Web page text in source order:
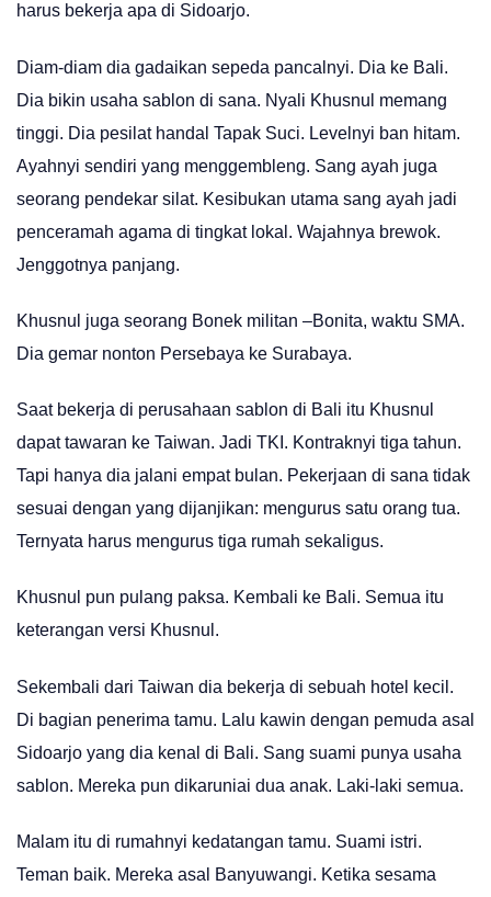
harus bekerja apa di Sidoarjo.
Diam-diam dia gadaikan sepeda pancalnyi. Dia ke Bali.
Dia bikin usaha sablon di sana. Nyali Khusnul memang
tinggi. Dia pesilat handal Tapak Suci. Levelnyi ban hitam.
Ayahnyi sendiri yang menggembleng. Sang ayah juga
seorang pendekar silat. Kesibukan utama sang ayah jadi
penceramah agama di tingkat lokal. Wajahnya brewok.
Jenggotnya panjang.
Khusnul juga seorang Bonek militan –Bonita, waktu SMA.
Dia gemar nonton Persebaya ke Surabaya.
Saat bekerja di perusahaan sablon di Bali itu Khusnul
dapat tawaran ke Taiwan. Jadi TKI. Kontraknyi tiga tahun.
Tapi hanya dia jalani empat bulan. Pekerjaan di sana tidak
sesuai dengan yang dijanjikan: mengurus satu orang tua.
Ternyata harus mengurus tiga rumah sekaligus.
Khusnul pun pulang paksa. Kembali ke Bali. Semua itu
keterangan versi Khusnul.
Sekembali dari Taiwan dia bekerja di sebuah hotel kecil.
Di bagian penerima tamu. Lalu kawin dengan pemuda asal
Sidoarjo yang dia kenal di Bali. Sang suami punya usaha
sablon. Mereka pun dikaruniai dua anak. Laki-laki semua.
Malam itu di rumahnyi kedatangan tamu. Suami istri.
Teman baik. Mereka asal Banyuwangi. Ketika sesama